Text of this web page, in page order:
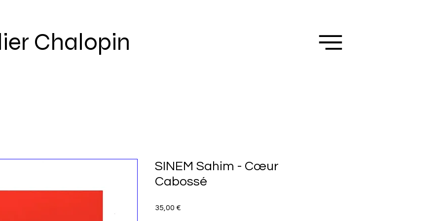
Chalopin
SINEM Sahim - Cœur
Cabossé
35,00 €